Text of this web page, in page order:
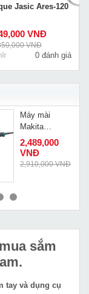
Jasic Ares-120
VNĐ
VNĐ
0 đánh giá
NGAY
Máy mài
Makita
GA9020
2,489,000
VNĐ
2,910,000 VNĐ
sắm
tay và dụng cụ